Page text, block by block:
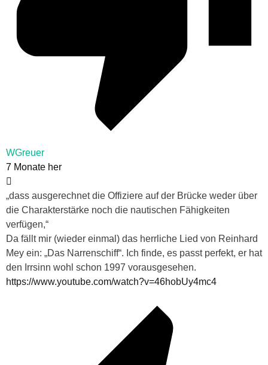
WGreuer
7 Monate her
„dass ausgerechnet die Offiziere auf der Brücke weder über
die Charakterstärke noch die nautischen Fähigkeiten
verfügen,“
Da fällt mir (wieder einmal) das herrliche Lied von Reinhard
Mey ein: „Das Narrenschiff“. Ich finde, es passt perfekt, er hat
den Irrsinn wohl schon 1997 vorausgesehen.
https://www.youtube.com/watch?v=46hobUy4mc4